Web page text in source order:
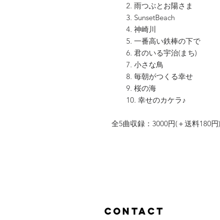
2. 雨つぶとお陽さま
3. SunsetBeach
4. 神崎川
5. 一番高い鉄棒の下で
6. 君のいる宇治(まち)
7. 小さな鳥
8. 毎朝がつくる幸せ
9. 桜の海
10. 幸せのカケラ♪
全5曲収録：3000円(＋送料180円)
Contact